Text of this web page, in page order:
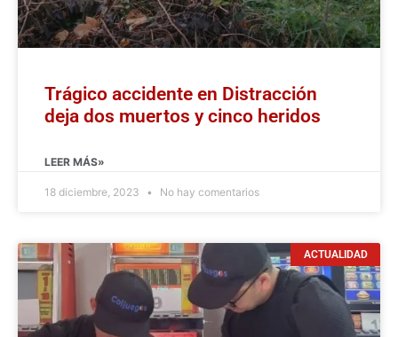
Trágico accidente en Distracción
deja dos muertos y cinco heridos
LEER MÁS»
18 diciembre, 2023 No hay comentarios
ACTUALIDAD